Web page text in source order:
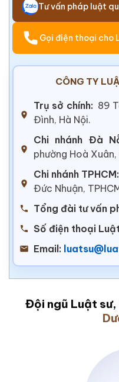
Tư vấn pháp luật
Gọi điện thoại cho
CÔNG TY
Trụ sở chính: 89
Đình, Hà Nội.
Chi nhánh Đà
phường Hoà
Chi nhánh TPHCM:
Đức Nhuận,
Tổng đài tư vấn
Số điện thoại
Email:
Đội ngũ Luật sư,